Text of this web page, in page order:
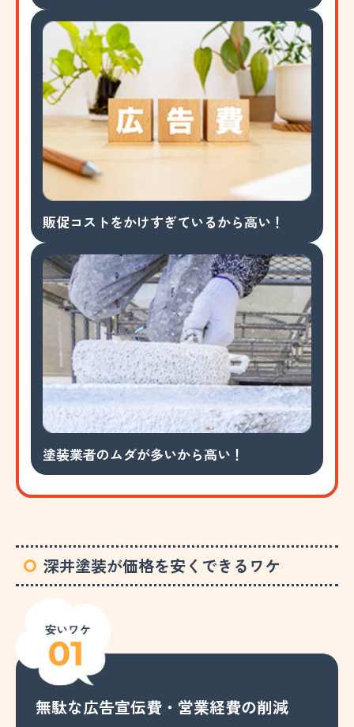
販促コストをかけすぎているから高い！
塗装業者のムダが多いから高い！
深井塗装が価格を安くできるワケ
無駄な広告宣伝費・営業経費の削減